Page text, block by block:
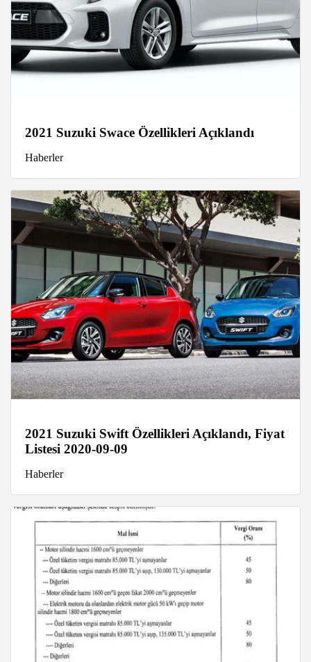
2021 Suzuki Swace Özellikleri Açıklandı
Haberler
2021 Suzuki Swift Özellikleri Açıklandı, Fiyat
Listesi 2020-09-09
Haberler